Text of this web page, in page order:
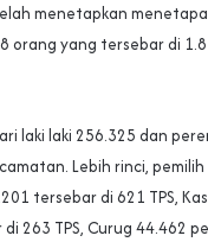
menetapkan
orang yang tersebar di
laki laki 256.325 dan
Lebih rinci,
tersebar di 621 TPS,
263 TPS, Curug 44.462